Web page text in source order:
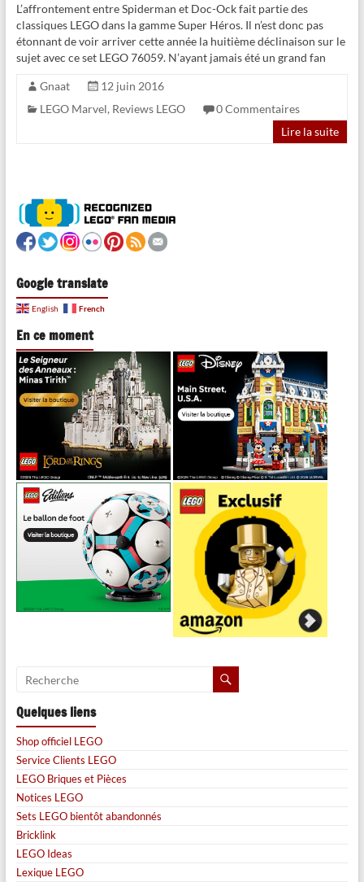
L’affrontement entre Spiderman et Doc-Ock fait partie des
classiques LEGO dans la gamme Super Héros. Il n’est donc pas
étonnant de voir arriver cette année la huitième déclinaison sur le
sujet avec ce set LEGO 76059. N’ayant jamais été un grand fan
Gnaat
12 juin 2016
LEGO Marvel, Reviews LEGO
0 Commentaires
Lire la suite
Google translate
English French
En ce moment
Quelques liens
Shop officiel LEGO
Service Clients LEGO
LEGO Briques et Pièces
Notices LEGO
Sets LEGO bientôt abandonnés
Bricklink
LEGO Ideas
Lexique LEGO